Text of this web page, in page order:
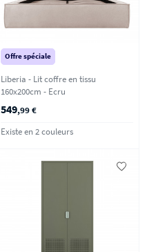
Offre spéciale
Liberia - Lit coffre en tissu
160x200cm - Ecru
549,99 €
Existe en 2 couleurs